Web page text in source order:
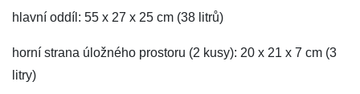
hlavní oddíl: 55 x 27 x 25 cm (38 litrů)
horní strana úložného prostoru (2 kusy): 20 x 21 x 7 cm (3
litry)